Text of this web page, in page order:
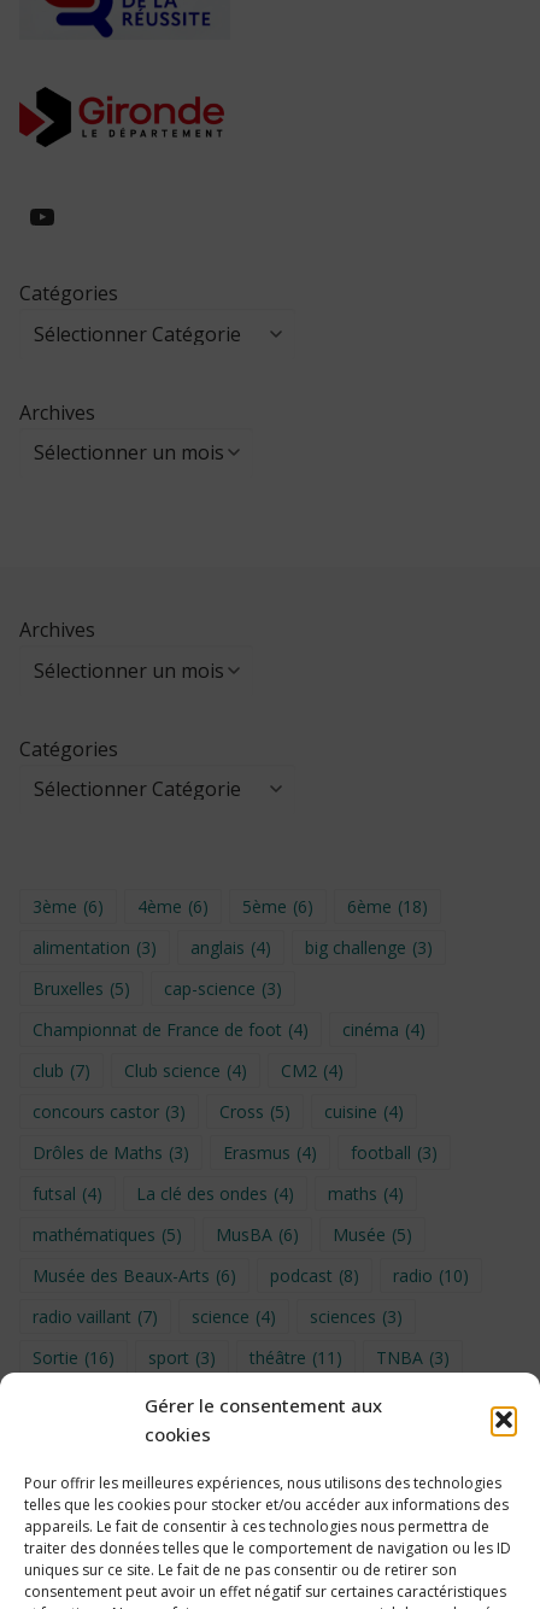
Gérer le consentement aux
cookies
Pour offrir les meilleures expériences, nous utilisons des technologies
telles que les cookies pour stocker et/ou accéder aux informations des
appareils. Le fait de consentir à ces technologies nous permettra de
traiter des données telles que le comportement de navigation ou les ID
uniques sur ce site. Le fait de ne pas consentir ou de retirer son
consentement peut avoir un effet négatif sur certaines caractéristiques
https://www.youtube.com/
Catégories
Archives
Archives
Catégories
3ème (6) 4ème (6) 5ème (6) 6ème (18)
alimentation (3) anglais (4) big challenge (3)
Bruxelles (5) cap-science (3)
Championnat de France de foot (4) cinéma (4)
club (7) Club science (4) CM2 (4)
concours castor (3) Cross (5) cuisine (4)
Drôles de Maths (3) Erasmus (4) football (3)
futsal (4) La clé des ondes (4) maths (4)
mathématiques (5) MusBA (6) Musée (5)
Musée des Beaux-Arts (6) podcast (8) radio (10)
radio vaillant (7) science (4) sciences (3)
Sortie (16) sport (3) théâtre (11) TNBA (3)
UNSS (9) upe2a (7) vidéo
Voyage en provence 2026
Voyage à Bruxelles 2024 (4) Wahid Chakib (4)
éco-délégués (7)